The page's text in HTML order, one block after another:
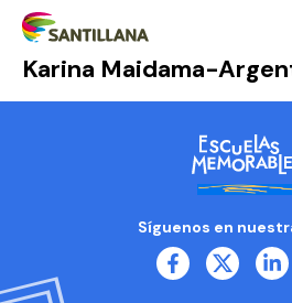
Karina Maidama-
Síguenos en